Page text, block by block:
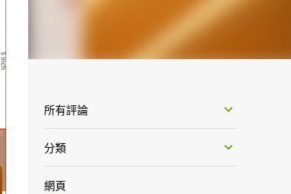
所有評論
分類
網頁